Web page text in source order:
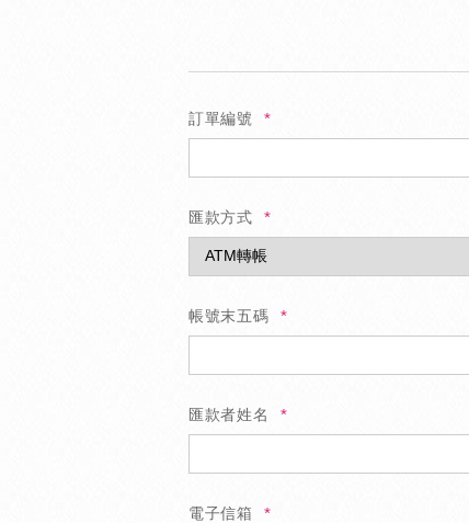
訂單編號
匯款方式
帳號末五碼
匯款者姓名
電子信箱